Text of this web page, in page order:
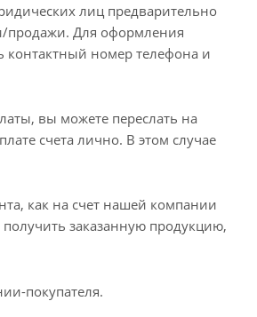
лиц предварительно
продажи. Для оформления
контактный номер телефона и
вы можете переслать на
счета лично. В этом случае
как на счет нашей компании
заказанную продукцию,
покупателя.